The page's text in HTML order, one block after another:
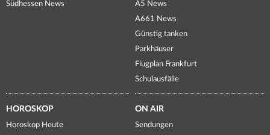
Südhessen News
A5 News
A661 News
Günstig tanken
Parkhäuser
Flugplan Frankfurt
Schulausfälle
HOROSKOP
Horoskop Heute
ON AIR
Sendungen